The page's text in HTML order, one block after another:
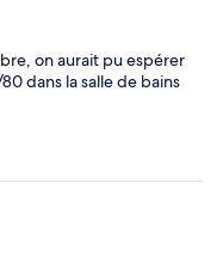
on aurait pu espérer
dans la salle de bains